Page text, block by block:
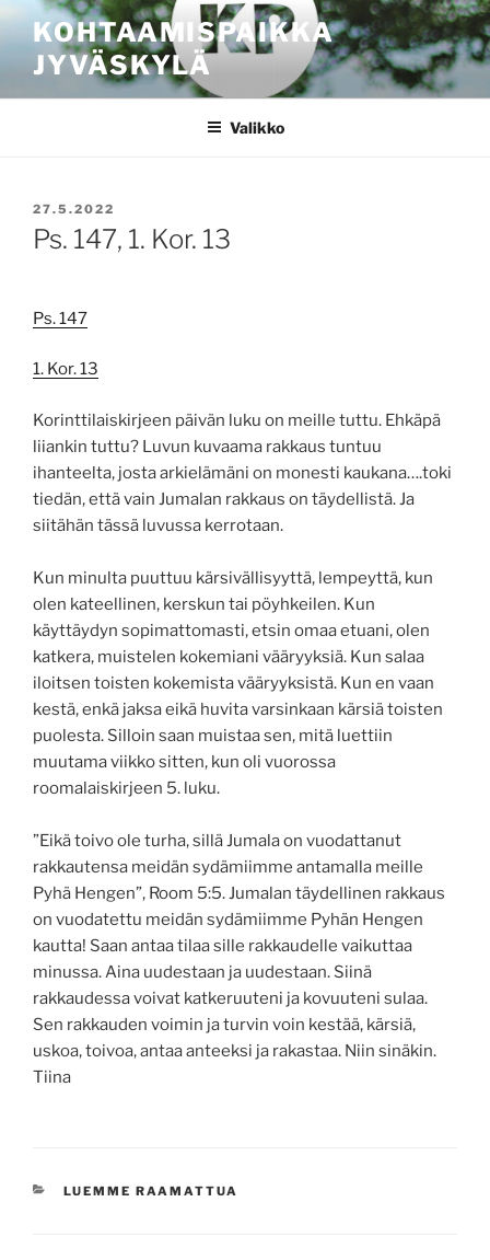
sisältöönKOHTAAMISPAIKKA
JYVÄSKYLÄ
Valikko
JULKAISTU
27.5.2022
Ps. 147, 1. Kor. 13
Ps. 147
1. Kor. 13
Korinttilaiskirjeen päivän luku on meille tuttu. Ehkäpä
liiankin tuttu? Luvun kuvaama rakkaus tuntuu
ihanteelta, josta arkielämäni on monesti kaukana….toki
tiedän, että vain Jumalan rakkaus on täydellistä. Ja
siitähän tässä luvussa kerrotaan.
Kun minulta puuttuu kärsivällisyyttä, lempeyttä, kun
olen kateellinen, kerskun tai pöyhkeilen. Kun
käyttäydyn sopimattomasti, etsin omaa etuani, olen
katkera, muistelen kokemiani vääryyksiä. Kun salaa
iloitsen toisten kokemista vääryyksistä. Kun en vaan
kestä, enkä jaksa eikä huvita varsinkaan kärsiä toisten
puolesta. Silloin saan muistaa sen, mitä luettiin
muutama viikko sitten, kun oli vuorossa
roomalaiskirjeen 5. luku.
”Eikä toivo ole turha, sillä Jumala on vuodattanut
rakkautensa meidän sydämiimme antamalla meille
Pyhä Hengen”, Room 5:5. Jumalan täydellinen rakkaus
on vuodatettu meidän sydämiimme Pyhän Hengen
kautta! Saan antaa tilaa sille rakkaudelle vaikuttaa
minussa. Aina uudestaan ja uudestaan. Siinä
rakkaudessa voivat katkeruuteni ja kovuuteni sulaa.
Sen rakkauden voimin ja turvin voin kestää, kärsiä,
uskoa, toivoa, antaa anteeksi ja rakastaa. Niin sinäkin.
Tiina
KATEGORIAT
LUEMME RAAMATTUA